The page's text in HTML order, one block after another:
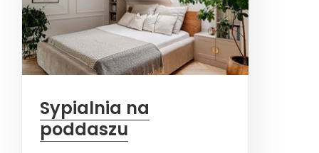
Sypialnia na
poddaszu